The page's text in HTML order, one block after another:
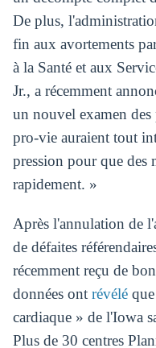
De plus,
fin aux avortements
à la Santé et aux
Jr., a récemment
un nouvel examen
pro-vie auraient tout
pression pour que des
rapidement. »
Après l'annulation de
de défaites
récemment reçu de
données ont révéléque
cardiaque » de l'Iowa
Plus de 30 centres